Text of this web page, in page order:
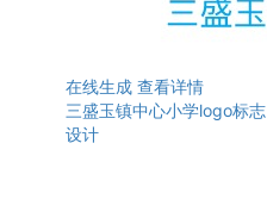
在线生成 查看详情
三盛玉镇中心小学logo标志
设计